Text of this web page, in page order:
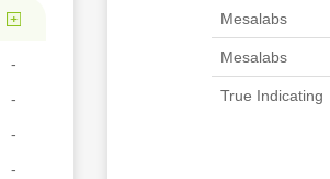
Mesalabs
Mesalabs
True Indicating